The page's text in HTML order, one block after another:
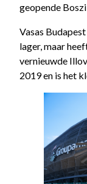
geopende
Vasas
lager, maar
vernieuwde
2019 en is het